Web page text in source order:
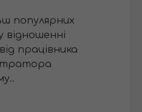
популярних
відношенні
працівника